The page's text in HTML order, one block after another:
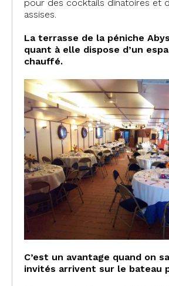
pour des cocktails dînatoires et
assises.
La terrasse de la péniche
quant à elle dispose d’un
chauffé.
C’est un avantage quand on
invités arrivent sur le bateau